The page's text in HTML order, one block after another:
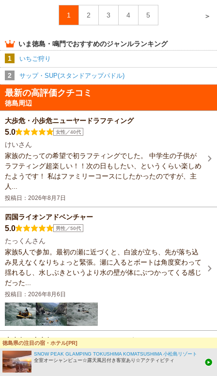
1 2 3 4 5 ＞
いま徳島・鳴門でおすすめのジャンルランキング
1
いちご狩り
2 サップ・SUP(スタンドアップパドル)
最新の高評価クチコミ
徳島周辺
大歩危・小歩危ニューヤードラフティング
5.0 女性／40代
けいさん
家族のたっての希望で初ラフティングでした。 中学生の子供が
ラフティング超楽しい！！次の日もしたい、というくらい楽しめ
たようです！ 私はファミリーコースにしたかったのですが、主
人...
投稿日：2026年8月7日
四国ライオンアドベンチャー
5.0 男性／50代
たっくんさん
家族5人で参加。最初の瀬に近づくと、白波が立ち、先が落ち込
み見えなくなりちょっと緊張。瀬に入るとボートは角度変わって
揺れるし、水しぶきというより水の壁が体にぶつかってくる感じ
だった...
投稿日：2026年8月6日
大歩危・小歩危ニューヤードラフティング
5.0 女性／40代
ちょまさん
徳島県の注目の宿・ホテル[PR]
SNOW PEAK GLAMPING TOKUSHIMA KOMATSUSHIMA 小松島リゾート
全室オーシャンビュー☆露天風呂付き客室あり☆アクティビティ